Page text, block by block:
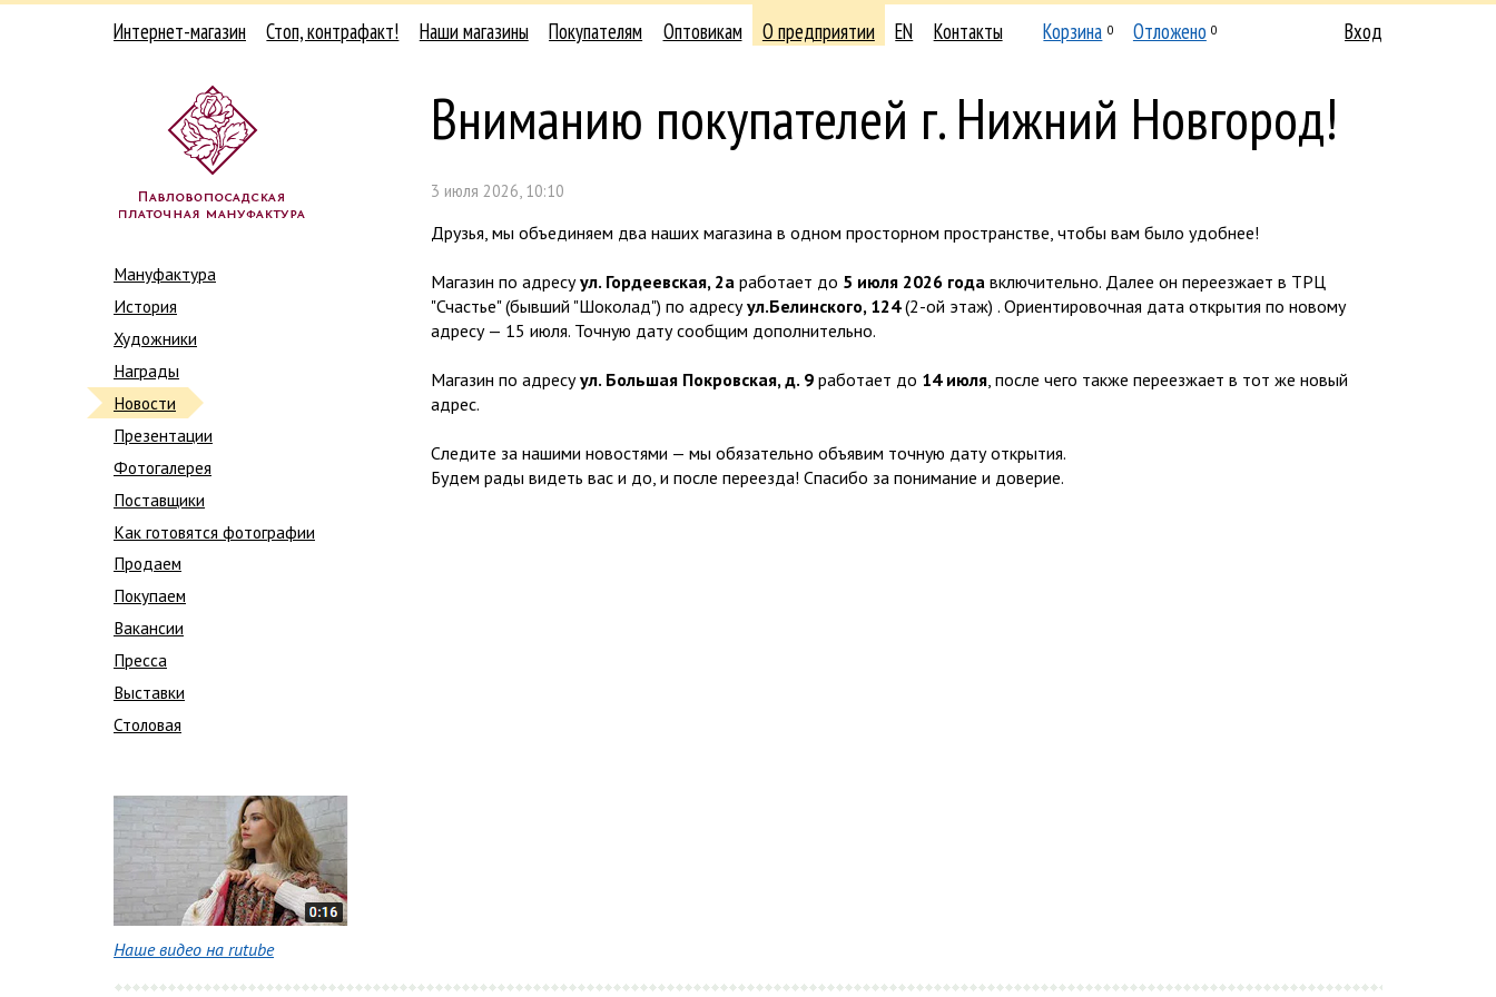
Интернет-магазин Стоп, контрафакт! Наши магазины Покупателям Оптовикам О предприятии EN Контакты Корзина 0 Отложено 0 Вход
Мануфактура
История
Художники
Награды
Новости
Презентации
Фотогалерея
Поставщики
Как готовятся фотографии
Продаем
Покупаем
Вакансии
Пресса
Выставки
Столовая
Наше видео на rutube
Вниманию покупателей г. Нижний Новгород!
3 июля 2026, 10:10
Друзья, мы объединяем два наших магазина в одном просторном пространстве, чтобы вам было удобнее!
Магазин по адресуул. Гордеевская, 2а работает до 5 июля 2026 года включительно. Далее он переезжает в ТРЦ
"Счастье" (бывший "Шоколад") по адресуул.Белинского, 124(2-ой этаж) . Ориентировочная дата открытия по новому
адресу — 15 июля. Точную дату сообщим дополнительно.
Магазин по адресуул. Большая Покровская, д. 9 работает до 14 июля, после чего также переезжает в тот же новый
адрес.
Следите за нашими новостями — мы обязательно объявим точную дату открытия.
Будем рады видеть вас и до, и после переезда! Спасибо за понимание и доверие.